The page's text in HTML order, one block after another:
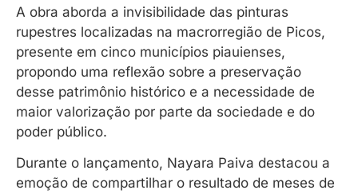
A obra aborda a invisibilidade das pinturas
rupestres localizadas na macrorregião de Picos,
presente em cinco municípios piauienses,
propondo uma reflexão sobre a preservação
desse patrimônio histórico e a necessidade de
maior valorização por parte da sociedade e do
poder público.
Durante o lançamento, Nayara Paiva destacou a
emoção de compartilhar o resultado de meses de